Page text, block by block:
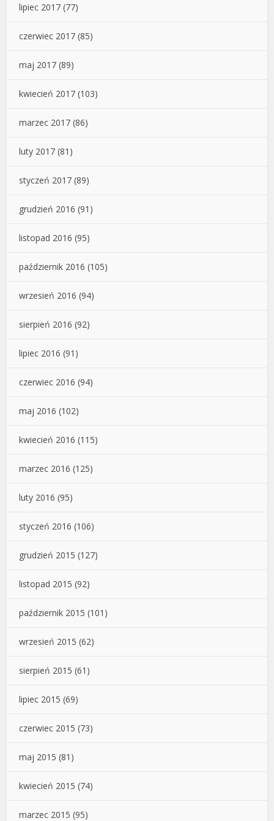
lipiec 2017 (77)
czerwiec 2017 (85)
maj 2017 (89)
kwiecień 2017 (103)
marzec 2017 (86)
luty 2017 (81)
styczeń 2017 (89)
grudzień 2016 (91)
listopad 2016 (95)
październik 2016 (105)
wrzesień 2016 (94)
sierpień 2016 (92)
lipiec 2016 (91)
czerwiec 2016 (94)
maj 2016 (102)
kwiecień 2016 (115)
marzec 2016 (125)
luty 2016 (95)
styczeń 2016 (106)
grudzień 2015 (127)
listopad 2015 (92)
październik 2015 (101)
wrzesień 2015 (62)
sierpień 2015 (61)
lipiec 2015 (69)
czerwiec 2015 (73)
maj 2015 (81)
kwiecień 2015 (74)
marzec 2015 (95)